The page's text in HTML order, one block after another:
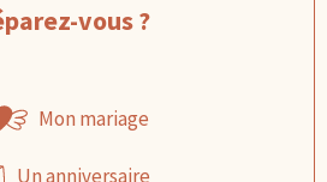
vous ?
Mon mariage
Un anniversaire